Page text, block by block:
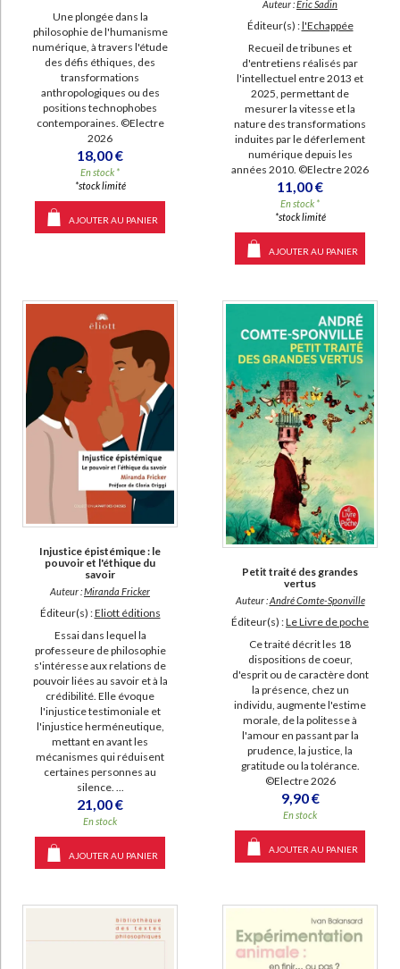
Une plongée dans la
philosophie de l'humanisme
numérique, à travers l'étude
des défis éthiques, des
transformations
anthropologiques ou des
positions technophobes
contemporaines. ©Electre
2026
18,00 €
En stock *
*stock limité
AJOUTER AU PANIER
Auteur :Eric Sadin
Éditeur(s) :l'Echappée
Recueil de tribunes et
d'entretiens réalisés par
l'intellectuel entre 2013 et
2025, permettant de
mesurer la vitesse et la
nature des transformations
induites par le déferlement
numérique depuis les
années 2010. ©Electre 2026
11,00 €
En stock *
*stock limité
AJOUTER AU PANIER
Injustice épistémique : le
pouvoir et l'éthique du
savoir
Auteur :Miranda Fricker
Éditeur(s) :Eliott éditions
Essai dans lequel la
professeure de philosophie
s'intéresse aux relations de
pouvoir liées au savoir et à la
crédibilité. Elle évoque
l'injustice testimoniale et
l'injustice herméneutique,
mettant en avant les
mécanismes qui réduisent
certaines personnes au
silence. ...
21,00 €
En stock
AJOUTER AU PANIER
Petit traité des grandes
vertus
Auteur :André Comte-Sponville
Éditeur(s) :Le Livre de poche
Ce traité décrit les 18
dispositions de coeur,
d'esprit ou de caractère dont
la présence, chez un
individu, augmente l'estime
morale, de la politesse à
l'amour en passant par la
prudence, la justice, la
gratitude ou la tolérance.
©Electre 2026
9,90 €
En stock
AJOUTER AU PANIER